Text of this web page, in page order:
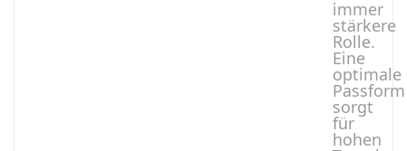
immer
stärkere
Rolle.
Eine
optimale
Passform
sorgt
für
hohen